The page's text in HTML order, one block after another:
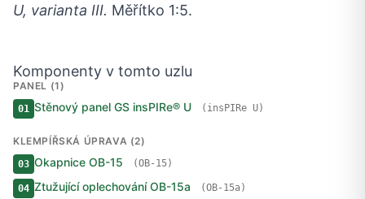
U, varianta III. Měřítko 1:5.
Komponenty v tomto uzlu
PANEL (1)
01 Stěnový panel GS insPIRe® U (insPIRe U)
KLEMPÍŘSKÁ ÚPRAVA (2)
03 Okapnice OB-15 (OB-15)
04 Ztužující oplechování OB-15a (OB-15a)